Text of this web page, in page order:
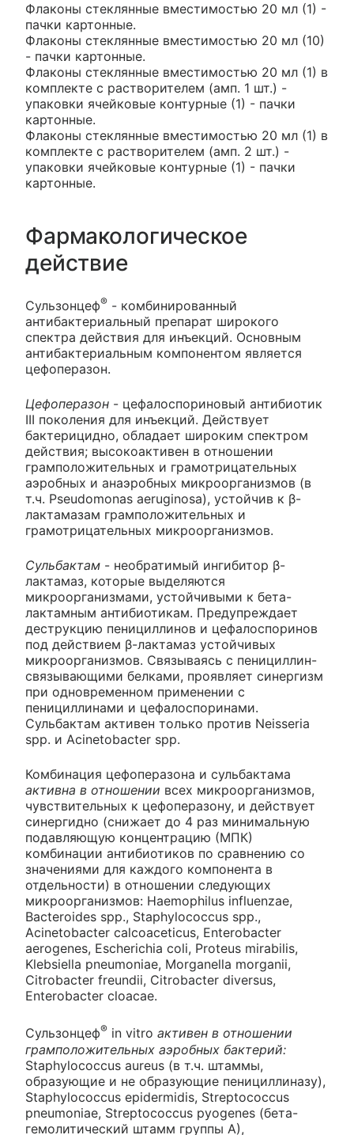
Флаконы стеклянные вместимостью 20 мл (1) -
пачки картонные.
Флаконы стеклянные вместимостью 20 мл (10)
- пачки картонные.
Флаконы стеклянные вместимостью 20 мл (1) в
комплекте с растворителем (амп. 1 шт.) -
упаковки ячейковые контурные (1) - пачки
картонные.
Флаконы стеклянные вместимостью 20 мл (1) в
комплекте с растворителем (амп. 2 шт.) -
упаковки ячейковые контурные (1) - пачки
картонные.
Фармакологическое
действие
Сульзонцеф® - комбинированный
антибактериальный препарат широкого
спектра действия для инъекций. Основным
антибактериальным компонентом является
цефоперазон.
Цефоперазон - цефалоспориновый антибиотик
III поколения для инъекций. Действует
бактерицидно, обладает широким спектром
действия; высокоактивен в отношении
грамположительных и грамотрицательных
аэробных и анаэробных микроорганизмов (в
т.ч. Pseudomonas aeruginosa), устойчив к β-
лактамазам грамположительных и
грамотрицательных микроорганизмов.
Сульбактам - необратимый ингибитор β-
лактамаз, которые выделяются
микроорганизмами, устойчивыми к бета-
лактамным антибиотикам. Предупреждает
деструкцию пенициллинов и цефалоспоринов
под действием β-лактамаз устойчивых
микроорганизмов. Связываясь с пенициллин-
связывающими белками, проявляет синергизм
при одновременном применении с
пенициллинами и цефалоспоринами.
Сульбактам активен только против Neisseria
spp. и Acinetobacter spp.
Комбинация цефоперазона и сульбактама
активна в отношении всех микроорганизмов,
чувствительных к цефоперазону, и действует
синергидно (снижает до 4 раз минимальную
подавляющую концентрацию (МПК)
комбинации антибиотиков по сравнению со
значениями для каждого компонента в
отдельности) в отношении следующих
микроорганизмов: Haemophilus influenzae,
Bacteroides spp., Staphylococcus spp.,
Acinetobacter calcoaceticus, Enterobacter
aerogenes, Escherichia coli, Proteus mirabilis,
Klebsiella pneumoniae, Morganella morganii,
Citrobacter freundii, Citrobacter diversus,
Enterobacter cloacae.
Сульзонцеф® in vitro активен в отношении
грамположительных аэробных бактерий:
Staphylococcus aureus (в т.ч. штаммы,
образующие и не образующие пенициллиназу),
Staphylococcus epidermidis, Streptococcus
pneumoniae, Streptococcus pyogenes (бета-
гемолитический штамм группы A),